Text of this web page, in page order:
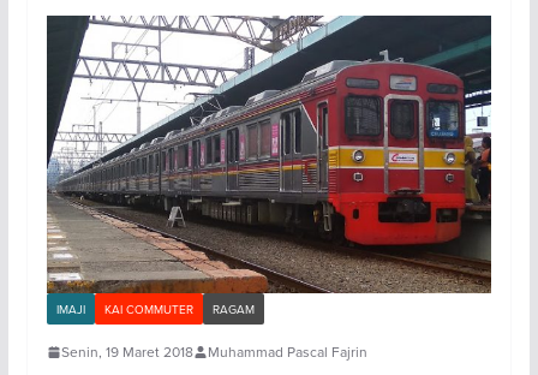
IMAJI KAI COMMUTER RAGAM
Senin, 19 Maret 2018 Muhammad Pascal Fajrin